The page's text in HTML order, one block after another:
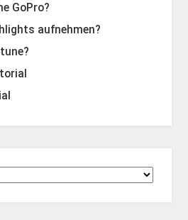
GoPro?
aufnehmen?